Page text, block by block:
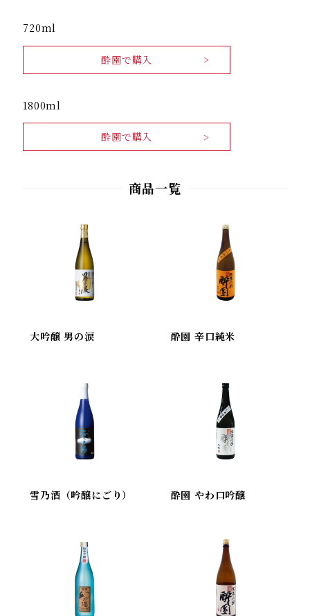
720ml
酔園で購入
1800ml
酔園で購入
商品一覧
大吟醸 男の涙 酔園 辛口純米
雪乃酒（吟醸にごり） 酔園 やわ口吟醸